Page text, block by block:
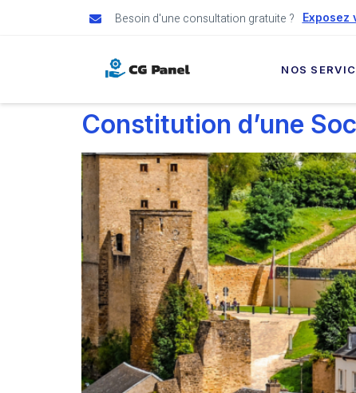
Besoin d'une consultation gratuite ? Exposez
NOS
Constitution d’une